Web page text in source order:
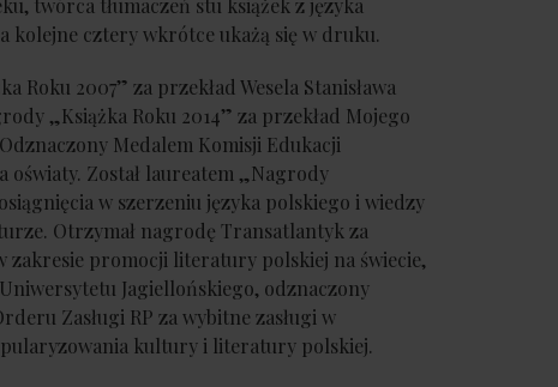
twórca tłumaczeń stu książek z języka
kolejne cztery wkrótce ukażą się w druku.
Roku 2007” za przekład Wesela Stanisława
„Książka Roku 2014” za przekład Mojego
Medalem Komisji Edukacji
oświaty. Został laureatem „Nagrody
w szerzeniu języka polskiego i wiedzy
Otrzymał nagrodę Transatlantyk za
zakresie promocji literatury polskiej na świecie,
Jagiellońskiego, odznaczony
Zasługi RP za wybitne zasługi w
kultury i literatury polskiej.